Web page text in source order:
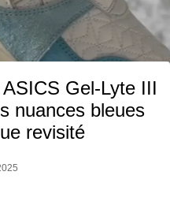
Gel-Lyte III
nuances bleues
revisité